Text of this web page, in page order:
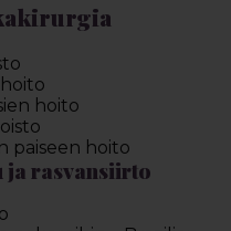
hoito
paiseen hoito
ja rasvansiirto